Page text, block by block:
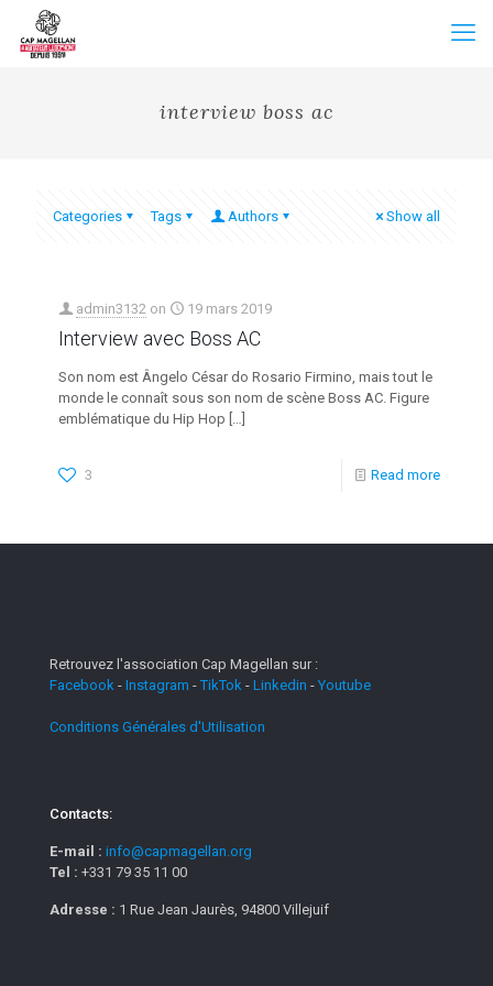
interview boss ac
Categories Tags Authors Show all
admin3132 on 19 mars 2019
Interview avec Boss AC
Son nom est Ângelo César do Rosario Firmino, mais tout le
monde le connaît sous son nom de scène Boss AC. Figure
emblématique du Hip Hop […]
3 Read more
Retrouvez l'association Cap Magellan sur :
Facebook - Instagram -TikTok - Linkedin - Youtube
Conditions Générales d'Utilisation
Contacts:
E-mail : info@capmagellan.org
Tel : +331 79 35 11 00
Adresse : 1 Rue Jean Jaurès, 94800 Villejuif